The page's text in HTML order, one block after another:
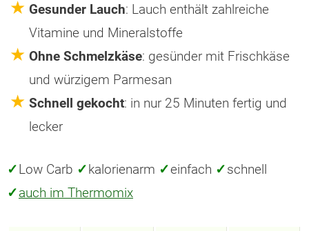
Gesunder Lauch: Lauch enthält zahlreiche
Vitamine und Mineralstoffe
Ohne Schmelzkäse: gesünder mit Frischkäse
und würzigem Parmesan
Schnell gekocht: in nur 25 Minuten fertig und
lecker
✓Low Carb ✓kalorienarm ✓einfach ✓schnell
✓auch im Thermomix